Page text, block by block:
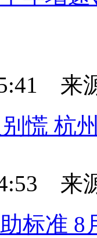
来
慌 杭
来
标准 8